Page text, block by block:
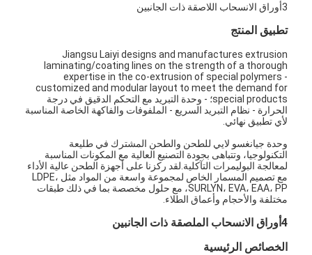
3أوراق الانسحاب اللاصقة ذات الجانبين
تطبيق المنتج
Jiangsu Laiyi designs and manufactures extrusion
laminating/coating lines on the strength of a thorough
expertise in the co-extrusion of special polymers -
customized and modular layout to meet the demand for
special products؛ - وحدة التبريد مع التحكم الدقيق في درجة
الحرارة - نظام التبريد السريع - الملفوفات والفاكهة الخاصة المناسبة
لأي تطبيق نهائي.
وحدة جيانغسو لايي للطحن والطحن المشترك في طليعة
التكنولوجيا، وتتباهى بجودة التصنيع العالية مع المكونات المناسبة
لمعالجة البوليمرات التآكلية.لقد ركزنا على أجهزة الطحن عالية الأداء
مع تصميم المسمار الخاص لمجموعة واسعة من المواد مثل LDPE،
SURLYN، EVA، EAA، PP، مع حلول مخصصة بما في ذلك طبقات
مختلفة والأحجام وأعماق الطلاء.
4أوراق الانسحاب الملصقة ذات الجانبين
الخصائص الرئيسية